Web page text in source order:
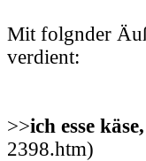
Mit folgnder
verdient:
>>ich esse
2398.htm)